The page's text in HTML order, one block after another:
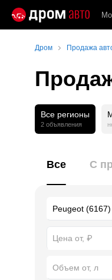
Дром Продажа
Все регионы
2 объявления
Все С
Объем от, л